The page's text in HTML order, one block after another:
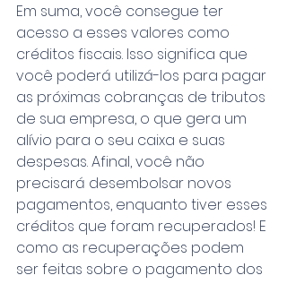
Em suma, você consegue ter
acesso a esses valores como
créditos fiscais. Isso significa que
você poderá utilizá-los para pagar
as próximas cobranças de tributos
de sua empresa, o que gera um
alívio para o seu caixa e suas
despesas. Afinal, você não
precisará desembolsar novos
pagamentos, enquanto tiver esses
créditos que foram recuperados! E
como as recuperações podem
ser feitas sobre o pagamento dos